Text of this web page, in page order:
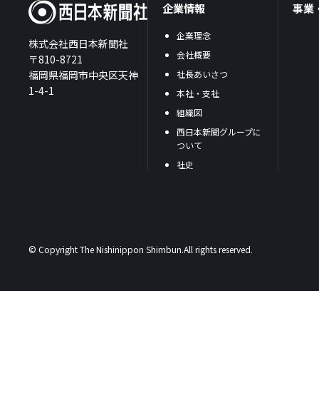
株式会社西日本新聞社
〒810-8721
福岡県福岡市中央区天神
1-4-1
企業情報
企業理念
会社概要
社長あいさつ
本社・支社
組織図
西日本新聞グループに
ついて
社史
事業
© Copyright The Nishinippon Shimbun.All rights reserved.